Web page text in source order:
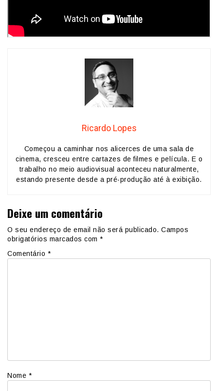
Ricardo Lopes
Começou a caminhar nos alicerces de uma sala de
cinema, cresceu entre cartazes de filmes e película. E o
trabalho no meio audiovisual aconteceu naturalmente,
estando presente desde a pré-produção até à exibição.
Deixe um comentário
O seu endereço de email não será publicado. Campos
obrigatórios marcados com *
Comentário *
Nome *